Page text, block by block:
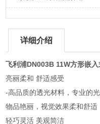
详细介绍
飞利浦DN003B 11W方形嵌
亮丽柔和 舒适感受
-高品质的透光材料，专业的
物品艳丽，视觉效果柔和舒适
轻巧灵活 美观简洁